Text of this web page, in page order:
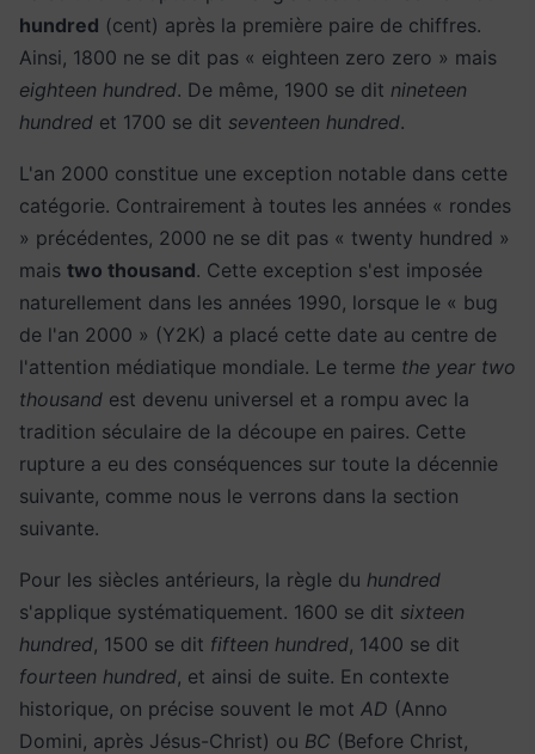
hundred (cent) après la première paire de chiffres.
Ainsi, 1800 ne se dit pas « eighteen zero zero » mais
eighteen hundred. De même, 1900 se dit nineteen
hundred et 1700 se dit seventeen hundred.
L'an 2000 constitue une exception notable dans cette
catégorie. Contrairement à toutes les années « rondes
» précédentes, 2000 ne se dit pas « twenty hundred »
mais two thousand. Cette exception s'est imposée
naturellement dans les années 1990, lorsque le « bug
de l'an 2000 » (Y2K) a placé cette date au centre de
l'attention médiatique mondiale. Le terme the year two
thousand est devenu universel et a rompu avec la
tradition séculaire de la découpe en paires. Cette
rupture a eu des conséquences sur toute la décennie
suivante, comme nous le verrons dans la section
suivante.
Pour les siècles antérieurs, la règle du hundred
s'applique systématiquement. 1600 se dit sixteen
hundred, 1500 se dit fifteen hundred, 1400 se dit
fourteen hundred, et ainsi de suite. En contexte
historique, on précise souvent le mot AD (Anno
Domini, après Jésus-Christ) ou BC (Before Christ,